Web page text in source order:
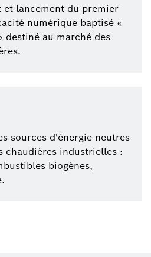
et lancement du premier
numérique baptisé «
destiné au marché des
sources d'énergie neutres
chaudières industrielles :
biogènes,